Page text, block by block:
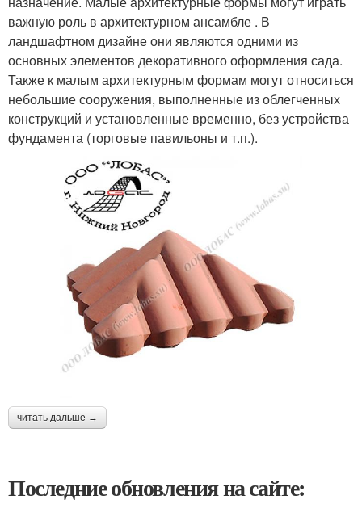
важную роль в архитектурном ансамбле . В
ландшафтном дизайне они являются одними из
основных элементов декоративного оформления сада.
Также к малым архитектурным формам могут относиться
небольшие сооружения, выполненные из облегченных
конструкций и установленные временно, без устройства
фундамента (торговые павильоны и т.п.).
читать дальше →
Последние обновления на сайте: